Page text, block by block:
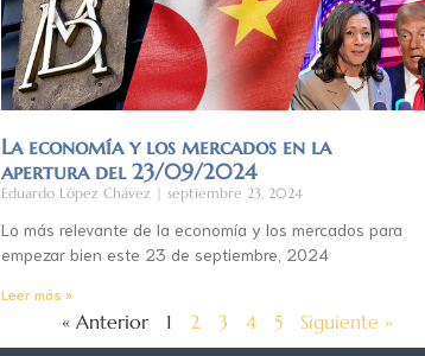
La economía y los mercados en la
apertura del 23/09/2024
Eduardo López Chávez septiembre 23, 2024
Lo más relevante de la economía y los mercados para
empezar bien este 23 de septiembre, 2024
Leer más »
« Anterior 1 2 3 4 5 Siguiente »